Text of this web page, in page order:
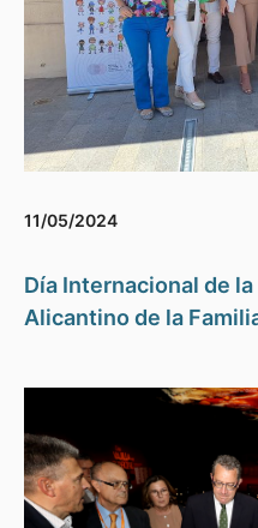
11/05/2024
Día Internacional de
Alicantino de la